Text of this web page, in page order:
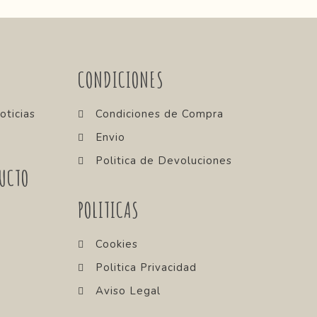
CONDICIONES
Condiciones de Compra
Envio
Politica de Devoluciones
POLITICAS
Cookies
Politica Privacidad
Aviso Legal